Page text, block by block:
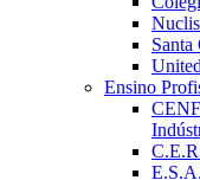
Santa
Ensino